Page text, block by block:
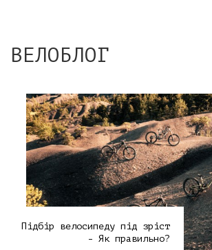
ВЕЛОБЛОГ
Підбір велосипеду під зріст
- Як правильно?